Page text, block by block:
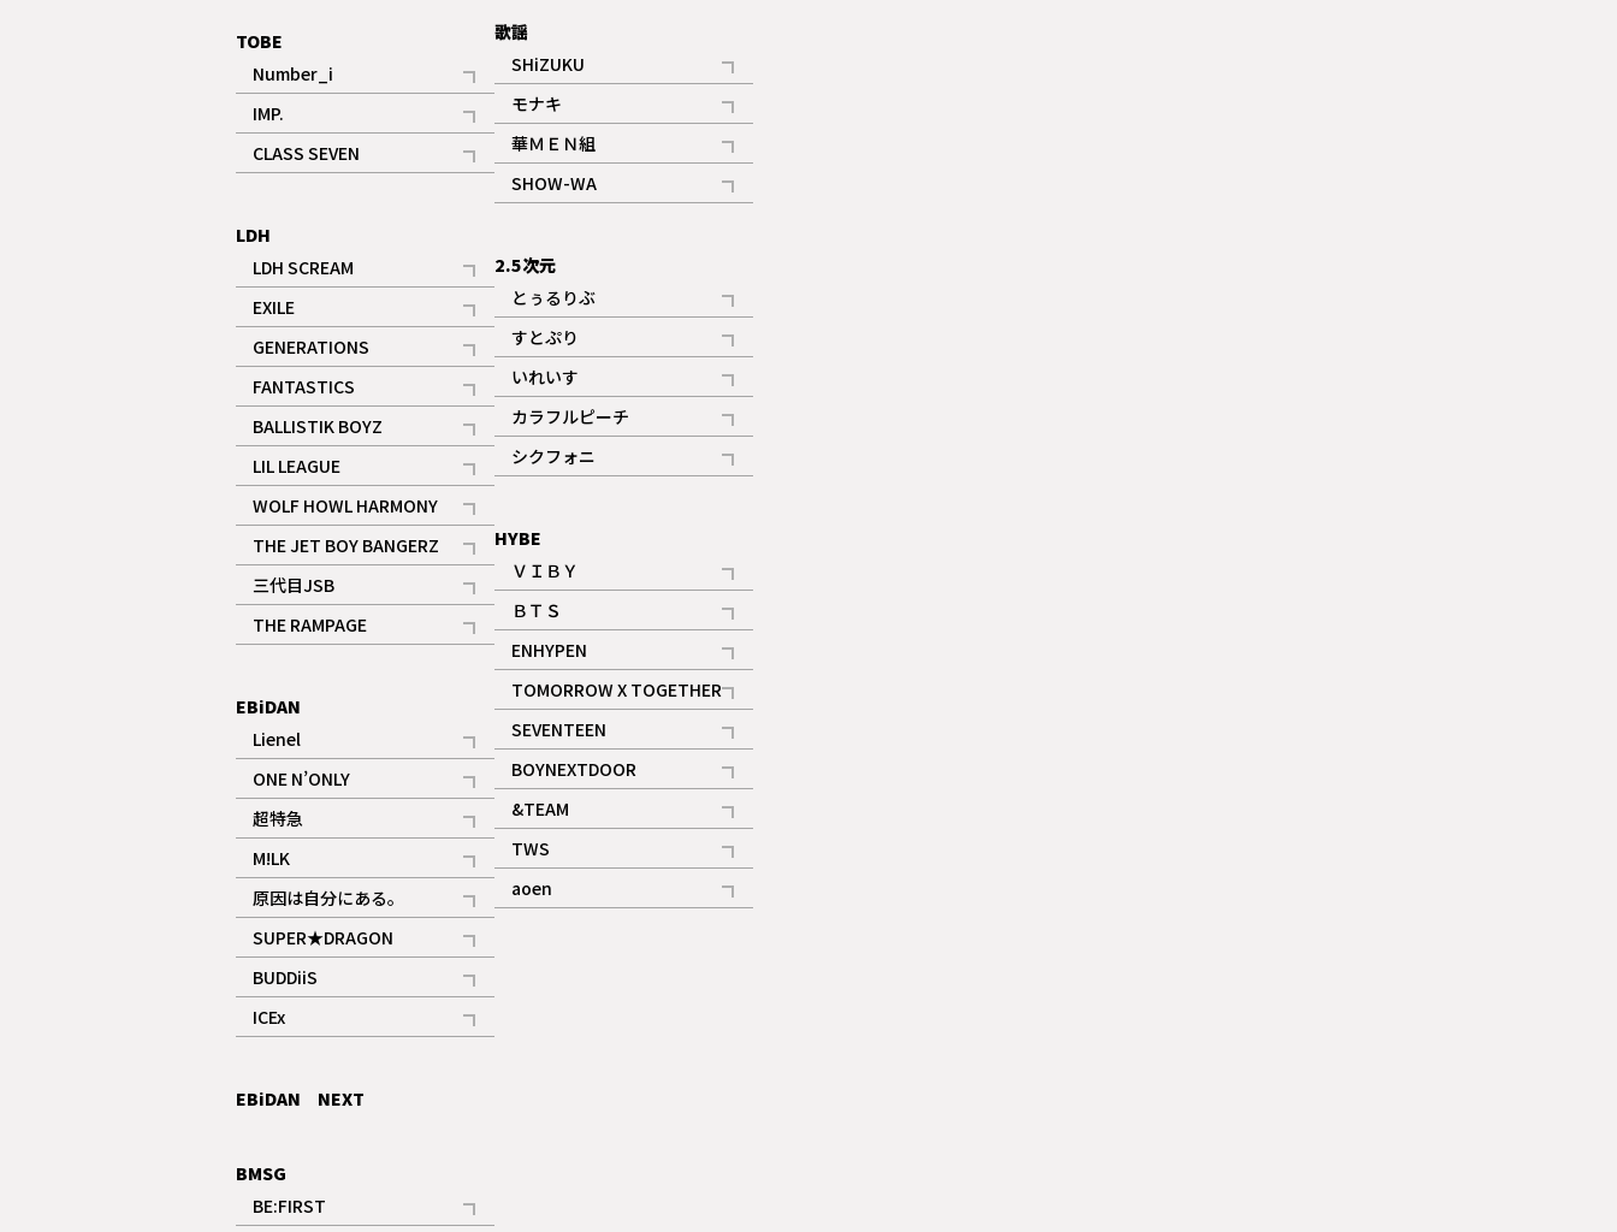
TOBE
Number_i
記事
IMP.
記事
CLASS SEVEN
記事
LDH
LDH SCREAM
記事
EXILE
記事
GENERATIONS
記事
FANTASTICS
記事
BALLISTIK BOYZ
記事
LIL LEAGUE
記事
WOLF HOWL HARMONY
記事
THE JET BOY BANGERZ
記事
三代目JSB
記事
THE RAMPAGE
記事
EBiDAN
Lienel
記事
ONE N’ONLY
記事
超特急
記事
ギャラリー
M!LK
記事
原因は自分にある。
記事
SUPER★DRAGON
記事
BUDDiiS
記事
ICEx
記事
EBiDAN NEXT
BMSG
BE:FIRST
歌謡
SHiZUKU
記事
モナキ
記事
華ＭＥＮ組
記事
SHOW-WA
記事
2.5次元
とぅるりぶ
記事
すとぷり
記事
ギャラリー
いれいす
記事
ギャラリー
カラフルピーチ
記事
シクフォニ
記事
HYBE
ＶＩＢＹ
記事
ＢＴＳ
記事
ENHYPEN
記事
TOMORROW X TOGETHER
記事
ギャラリー
SEVENTEEN
記事
BOYNEXTDOOR
記事
&TEAM
記事
ギャラリー
TWS
記事
aoen
記事